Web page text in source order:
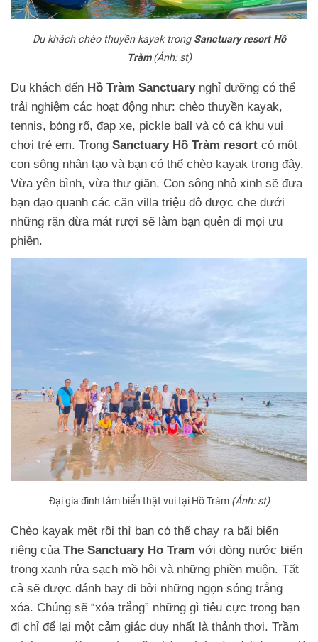
Du khách chèo thuyền kayak trong Sanctuaryresort Hồ
Tràm (Ảnh: st)
Du khách đến Hồ Tràm Sanctuary nghỉ dưỡng có thể
trải nghiệm các hoạt động như: chèo thuyền kayak,
tennis, bóng rổ, đạp xe, pickle ball và có cả khu vui
chơi trẻ em. Trong Sanctuary Hồ Tràm resort có một
con sông nhân tạo và bạn có thể chèo kayak trong đây.
Vừa yên bình, vừa thư giãn. Con sông nhỏ xinh sẽ đưa
bạn dạo quanh các căn villa triệu đô được che dưới
những rặn dừa mát rượi sẽ làm bạn quên đi mọi ưu
phiền.
Đại gia đình tắm biển thật vui tại Hồ Tràm (Ảnh: st)
Chèo kayak mệt rồi thì bạn có thể chạy ra bãi biển
riêng của The Sanctuary Ho Tram với dòng nước biển
trong xanh rửa sạch mồ hôi và những phiền muộn. Tất
cả sẽ được đánh bay đi bởi những ngọn sóng trắng
xóa. Chúng sẽ “xóa trắng” những gì tiêu cực trong bạn
đi chỉ để lại một cảm giác duy nhất là thảnh thơi. Trầm